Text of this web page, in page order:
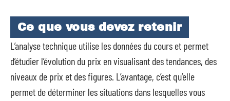
Ce que vous devez retenir
L’analyse technique utilise les données du cours et permet
d’étudier l’évolution du prix en visualisant des tendances, des
niveaux de prix et des figures. L’avantage, c’est qu’elle
permet de déterminer les situations dans lesquelles vous